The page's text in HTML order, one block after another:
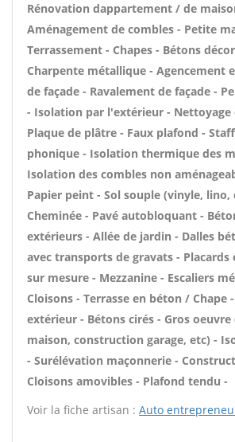
Rénovation dappartement / de
Aménagement de combles - Petite
Terrassement - Chapes - Bétons
Charpente métallique - Agencement
de façade - Ravalement de façade -
- Isolation par l'extérieur - Nettoyage
Plaque de plâtre - Faux plafond -
phonique - Isolation thermique des
Isolation des combles non
Papier peint - Sol souple (vinyle, lino,
Cheminée - Pavé autobloquant -
extérieurs - Allée de jardin - Dalles
avec transports de gravats -
sur mesure - Mezzanine - Escaliers
Cloisons - Terrasse en béton / Chape
extérieur - Bétons cirés - Gros oeuvre
maison, construction garage, etc) -
- Surélévation maçonnerie -
Cloisons amovibles - Plafond tendu -
Voir la fiche artisan : Auto